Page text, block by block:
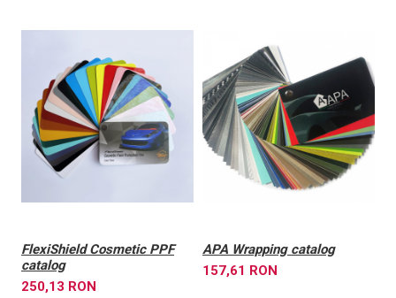
FlexiShield Cosmetic PPF
catalog
250,13 RON
APA Wrapping catalog
157,61 RON